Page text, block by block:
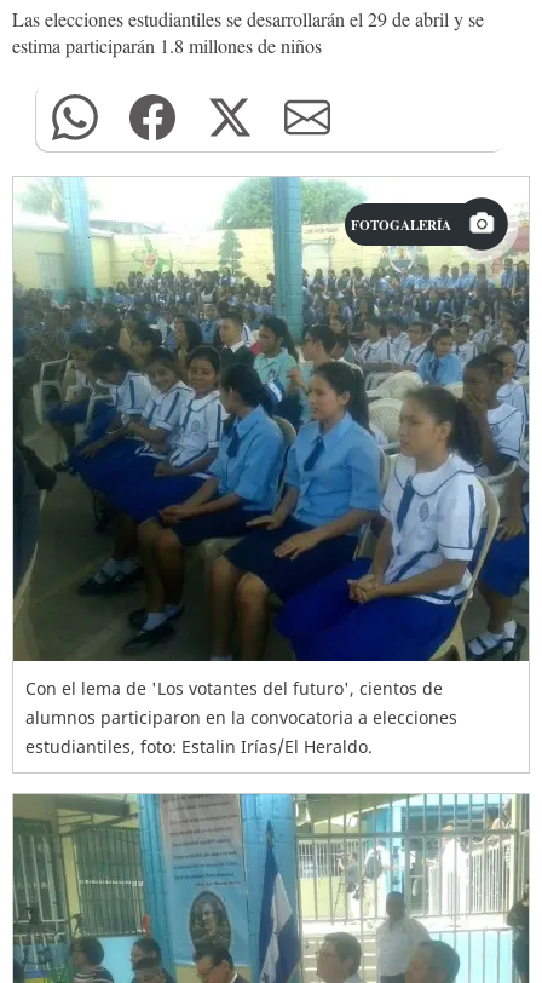
Las elecciones estudiantiles se desarrollarán el 29 de abril y se
estima participarán 1.8 millones de niños
FOTOGALERÍA
Con el lema de 'Los votantes del futuro', cientos de
alumnos participaron en la convocatoria a elecciones
estudiantiles, foto: Estalin Irías/El Heraldo.